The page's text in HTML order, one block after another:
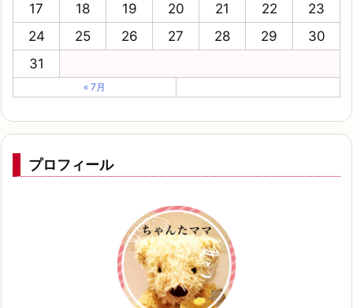
17
18 19 20 21 22
23
24
25 26 27 28 29
30
31
« 7月
プロフィール